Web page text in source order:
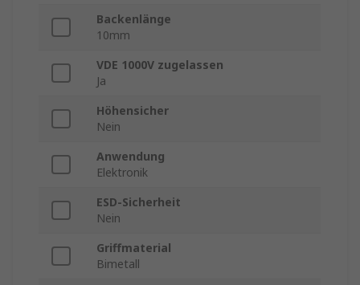
Backenlänge
10mm
VDE 1000V zugelassen
Ja
Höhensicher
Nein
Anwendung
Elektronik
ESD-Sicherheit
Nein
Griffmaterial
Bimetall